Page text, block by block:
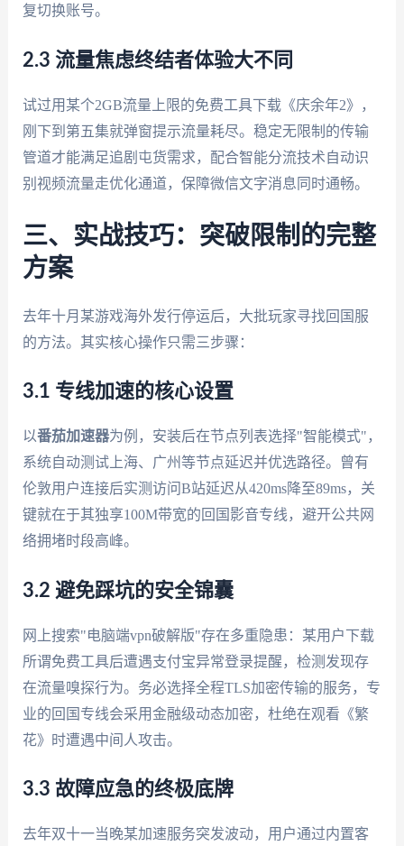
复切换账号。
2.3 流量焦虑终结者体验大不同
试过用某个2GB流量上限的免费工具下载《庆余年2》，
刚下到第五集就弹窗提示流量耗尽。稳定无限制的传输
管道才能满足追剧屯货需求，配合智能分流技术自动识
别视频流量走优化通道，保障微信文字消息同时通畅。
三、实战技巧：突破限制的完整
方案
去年十月某游戏海外发行停运后，大批玩家寻找回国服
的方法。其实核心操作只需三步骤：
3.1 专线加速的核心设置
以番茄加速器为例，安装后在节点列表选择"智能模式"，
系统自动测试上海、广州等节点延迟并优选路径。曾有
伦敦用户连接后实测访问B站延迟从420ms降至89ms，关
键就在于其独享100M带宽的回国影音专线，避开公共网
络拥堵时段高峰。
3.2 避免踩坑的安全锦囊
网上搜索"电脑端vpn破解版"存在多重隐患：某用户下载
所谓免费工具后遭遇支付宝异常登录提醒，检测发现存
在流量嗅探行为。务必选择全程TLS加密传输的服务，专
业的回国专线会采用金融级动态加密，杜绝在观看《繁
花》时遭遇中间人攻击。
3.3 故障应急的终极底牌
去年双十一当晚某加速服务突发波动，用户通过内置客